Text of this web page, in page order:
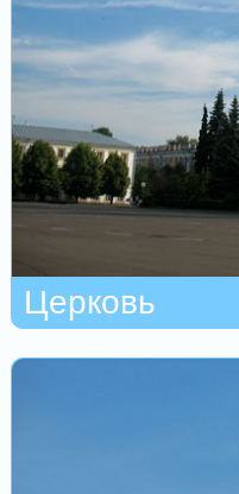
Церковь